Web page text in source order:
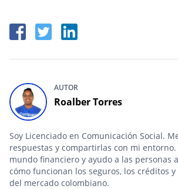
AUTOR
Roalber Torres
Soy Licenciado en Comunicación Social.
respuestas y compartirlas con mi
mundo financiero y ayudo a las personas
cómo funcionan los seguros, los créditos
del mercado colombiano.